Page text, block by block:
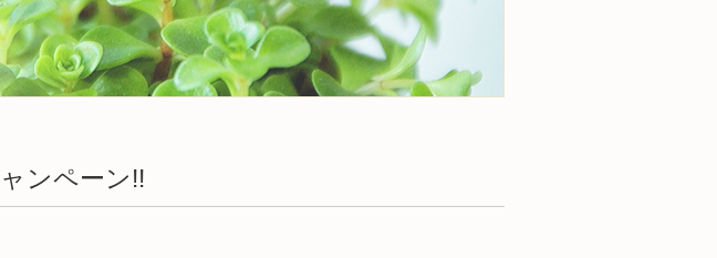
ンペーン!!